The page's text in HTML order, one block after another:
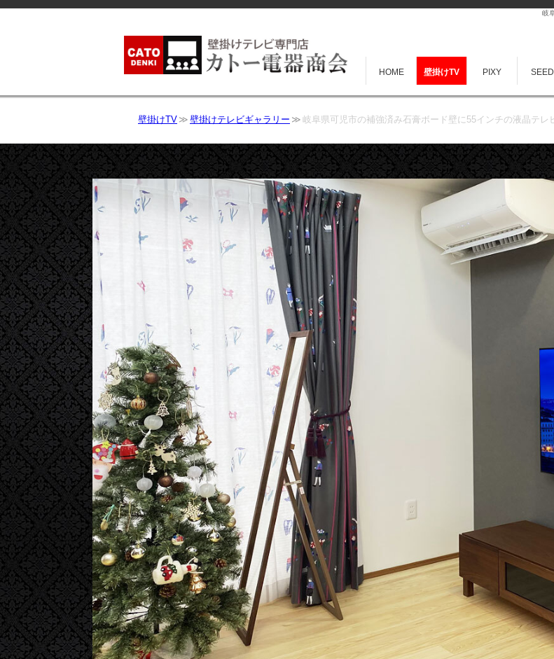
岐
HOME 壁掛けTV PIXY SEED
壁掛けTV 壁掛けテレビギャラリー 岐阜県可児市の補強済み石膏ボード壁に55インチの液晶テレ